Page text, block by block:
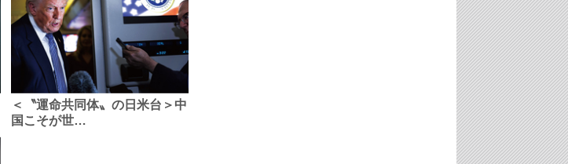
＜〝運命共同体〟の日米台＞中
国こそが世…